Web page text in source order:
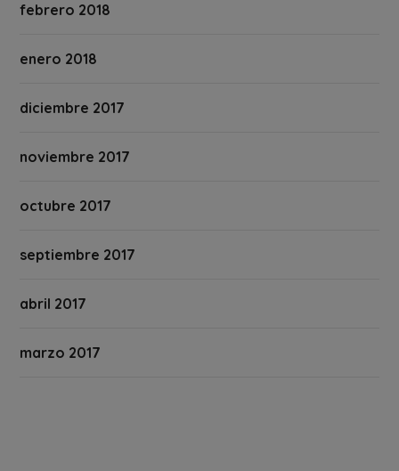
febrero 2018
enero 2018
diciembre 2017
noviembre 2017
octubre 2017
septiembre 2017
abril 2017
marzo 2017